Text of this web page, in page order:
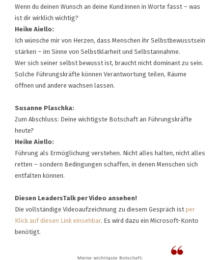
Wenn du deinen Wunsch an deine Kund:innen in Worte fasst – was
ist dir wirklich wichtig?
Heike Aiello:
Ich wünsche mir von Herzen, dass Menschen ihr Selbstbewusstsein
stärken – im Sinne von Selbstklarheit und Selbstannahme.
Wer sich seiner selbst bewusst ist, braucht nicht dominant zu sein.
Solche Führungskräfte können Verantwortung teilen, Räume
öffnen und andere wachsen lassen.
Susanne Plaschka:
Zum Abschluss: Deine wichtigste Botschaft an Führungskräfte
heute?
Heike Aiello:
Führung als Ermöglichung verstehen. Nicht alles halten, nicht alles
retten – sondern Bedingungen schaffen, in denen Menschen sich
entfalten können.
Diesen LeadersTalk per Video ansehen!
Die vollständige Videoaufzeichnung zu diesem Gespräch ist per
Klick auf diesen Link einsehbar. Es wird dazu ein Microsoft-Konto
benötigt.